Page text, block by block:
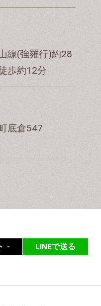
線(強羅行)約28
歩約12分
底倉547
- LINEで送る